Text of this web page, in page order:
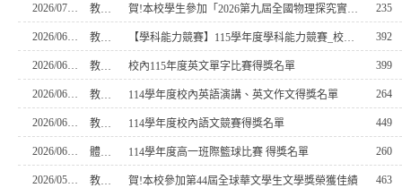
2026/07/14 教務處 賀!本校學生參加「2026第九屆全國物理探究實作競賽」榮獲佳績 235
2026/06/16 教務處 【學科能力競賽】115學年度學科能力競賽_校內初賽_獲獎名單出爐！ 392
2026/06/16 教務處 校內115年度英文單字比賽得獎名單 399
2026/06/16 教務處 114學年度校內英語演講、英文作文得獎名單 264
2026/06/10 教務處 114學年度校內語文競賽得獎名單 449
2026/06/08 體育組 114學年度高一班際籃球比賽 得獎名單 260
2026/05/07 教務處 賀!本校參加第44屆全球華文學生文學獎榮獲佳績 463